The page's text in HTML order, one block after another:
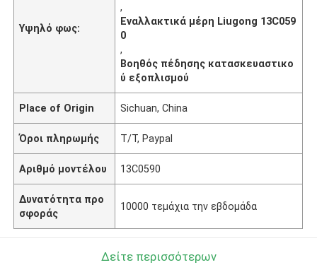
Υψηλό φως:
,
Εναλλακτικά μέρη Liugong 13C059
0
,
Βοηθός πέδησης κατασκευαστικο
ύ εξοπλισμού
Place of Origin Sichuan, China
Όροι πληρωμής Τ/Τ, Paypal
Αριθμό μοντέλου 13C0590
Δυνατότητα προ
σφοράς
10000 τεμάχια την εβδομάδα
Δείτε περισσότερων